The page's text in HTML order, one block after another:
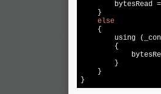
bytesRead
    }
else
    {
using
        {
        }
    }
}